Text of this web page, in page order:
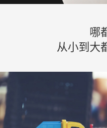
哪
从小到大